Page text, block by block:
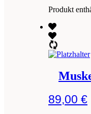
Produkt
89,00 €